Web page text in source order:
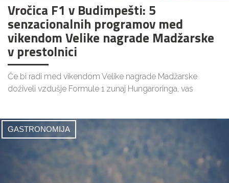
Vročica F1 v Budimpešti: 5
senzacionalnih programov med
vikendom Velike nagrade Madžarske
v prestolnici
Če bi radi med vikendom Velike nagrade Madžarske
doživeli vzdušje Formule 1 zunaj Hungaroringa, vas
GASTRONOMIJA